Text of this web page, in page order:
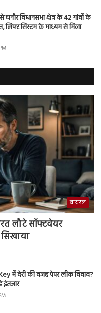
विधानसभा क्षेत्र के 42 गांवों के
लिफ्ट सिस्टम के माध्यम से मिला
वायरल
लौटे सॉफ्टवेयर
में देरी की वजह पेपर लीक विवाद?
इंतजार